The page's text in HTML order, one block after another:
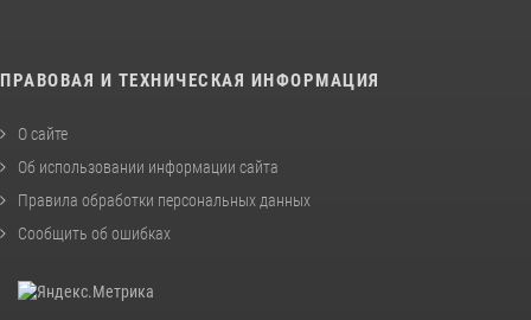
ПРАВОВАЯ И ТЕХНИЧЕСКАЯ ИНФОРМАЦИЯ
О сайте
Об использовании информации сайта
Правила обработки персональных данных
Сообщить об ошибках